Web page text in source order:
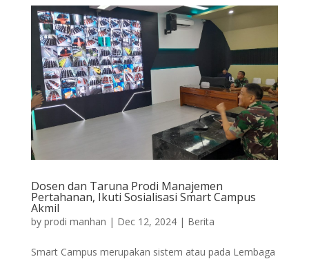
Dosen dan Taruna Prodi Manajemen
Pertahanan, Ikuti Sosialisasi Smart Campus
Akmil
by prodi manhan | Dec 12, 2024| Berita
Smart Campus merupakan sistem atau pada Lembaga